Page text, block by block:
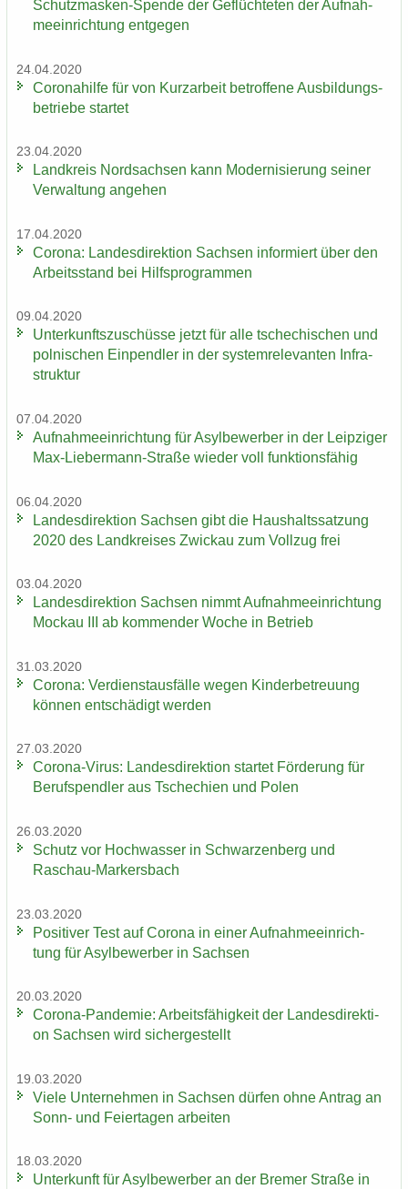
Schutzmasken-​Spende der Ge­flüch­te­ten der Auf­nah­
me­ein­rich­tung ent­ge­gen
24.04.2020
Co­ro­na­hil­fe für von Kurz­ar­beit be­trof­fe­ne Aus­bil­dungs­
be­trie­be star­tet
23.04.2020
Land­kreis Nord­sach­sen kann Mo­der­ni­sie­rung sei­ner
Ver­wal­tung an­ge­hen
17.04.2020
Co­ro­na: Lan­des­di­rek­ti­on Sach­sen in­for­miert über den
Ar­beits­stand bei Hilfs­pro­gram­men
09.04.2020
Un­ter­kunfts­zu­schüs­se jetzt für alle tsche­chi­schen und
pol­ni­schen Ein­pend­ler in der sys­tem­re­le­van­ten In­fra­
struk­tur
07.04.2020
Auf­nah­me­ein­rich­tung für Asyl­be­wer­ber in der Leip­zi­ger
Max-​Liebermann-Straße wie­der voll funk­ti­ons­fä­hig
06.04.2020
Lan­des­di­rek­ti­on Sach­sen gibt die Haus­halts­sat­zung
2020 des Land­krei­ses Zwi­ckau zum Voll­zug frei
03.04.2020
Lan­des­di­rek­ti­on Sach­sen nimmt Auf­nah­me­ein­rich­tung
Mo­ckau III ab kom­men­der Woche in Be­trieb
31.03.2020
Co­ro­na: Ver­dienst­aus­fäl­le wegen Kin­der­be­treu­ung
kön­nen ent­schä­digt wer­den
27.03.2020
Corona-​Virus: Lan­des­di­rek­ti­on star­tet För­de­rung für
Be­rufs­pend­ler aus Tsche­chi­en und Polen
26.03.2020
Schutz vor Hoch­was­ser in Schwar­zen­berg und
Raschau-​Markersbach
23.03.2020
Po­si­ti­ver Test auf Co­ro­na in einer Auf­nah­me­ein­rich­
tung für Asyl­be­wer­ber in Sach­sen
20.03.2020
Corona-​Pandemie: Ar­beits­fä­hig­keit der Lan­des­di­rek­ti­
on Sach­sen wird si­cher­ge­stellt
19.03.2020
Viele Un­ter­neh­men in Sach­sen dür­fen ohne An­trag an
Sonn- und Fei­er­ta­gen ar­bei­ten
18.03.2020
Un­ter­kunft für Asyl­be­wer­ber an der Bre­mer Stra­ße in